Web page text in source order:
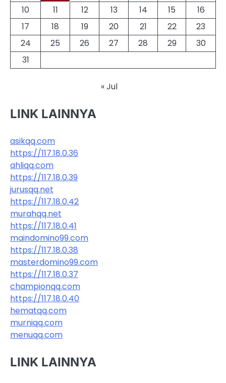
10
11 12 13 14 15
16
17
18 19 20 21 22
23
24
25 26 27 28 29
30
31
« Jul
LINK LAINNYA
asikqq.com
https://117.18.0.36
ahliqq.com
https://117.18.0.39
jurusqq.net
https://117.18.0.42
murahqq.net
https://117.18.0.41
maindomino99.com
https://117.18.0.38
masterdomino99.com
https://117.18.0.37
championqq.com
https://117.18.0.40
hematqq.com
murniqq.com
menuqq.com
LINK LAINNYA